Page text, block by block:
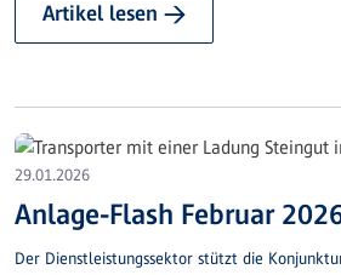
bereits im ersten Halbjahr 2025 überschritten.
Artikel lesen →
29.01.2026
Anlage-Flash Februar
Der Dienstleistungssektor stützt die